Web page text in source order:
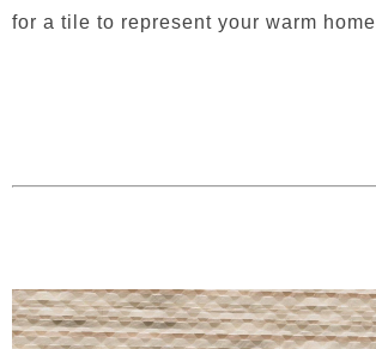
for a tile to represent your warm home